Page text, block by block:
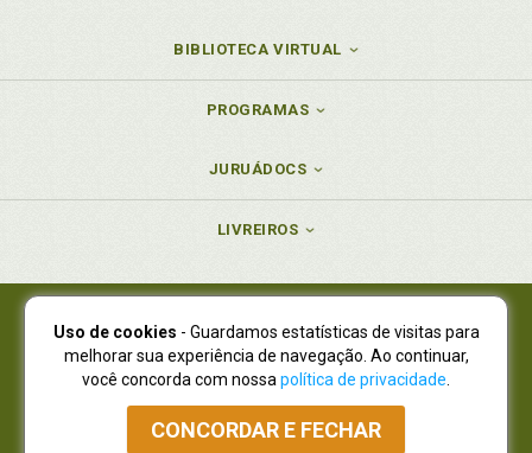
BIBLIOTECA VIRTUAL
PROGRAMAS
JURUÁDOCS
LIVREIROS
Juruá Editora Ltda., CNPJ 77.535.508/0001-19
Juruá Informática Ltda., CNPJ 01.701.561/0001-80
NOVO ENDEREÇO:R. Flávio Dallegrave, 7665, São Lourenço |
Curitiba - Paraná - CEP 82210-310
Atendimento: (41) 4009-3900|Vendas Atacado: (41) 4009-3939
Uso de cookies - Guardamos estatísticas de visitas para
melhorar sua experiência de navegação. Ao continuar,
você concorda com nossa política de privacidade
CONCORDAR E FECHAR